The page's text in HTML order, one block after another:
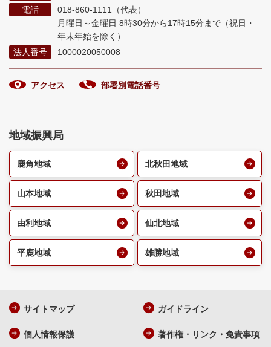
電話
018-860-1111（代表）
月曜日～金曜日 8時30分から17時15分まで （祝日・
年末年始を除く）
法人番号
1000020050008
アクセス 部署別電話番号
地域振興局
鹿角地域 北秋田地域
山本地域 秋田地域
由利地域 仙北地域
平鹿地域 雄勝地域
サイトマップ ガイドライン
個人情報保護 著作権・リンク・免責事項